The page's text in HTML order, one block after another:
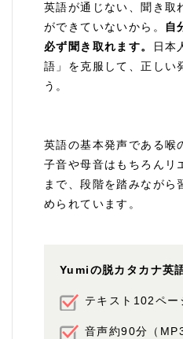
英語が通じない、聞き取
ができていないから。
自
必ず聞き取れます。
日本
語」を克服して、正しい
う。
英語の基本発声である喉
子音や母音はもちろんリ
まで、段階を踏みながら
められています。
Yumiの脱カタカナ英
テキスト102ペー
音声約90分（